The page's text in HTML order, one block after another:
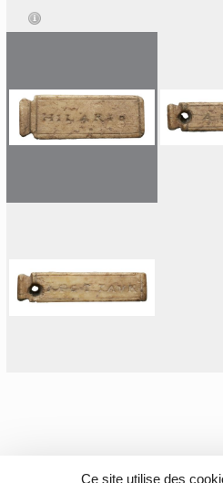
Ce site utilise des